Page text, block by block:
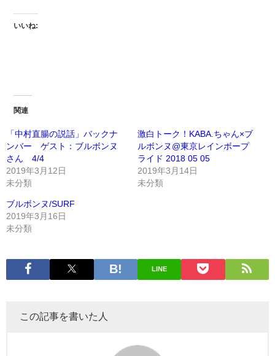
いいね:
関連
「中村直腸の説話」バックナ
ンバー ゲスト：ブルボンヌ
さん 4/4
2019年3月12日
未分類
激白トーク！KABA.ちゃん×ブ
ルボンヌ@東京レインボープ
ライド 2018 05 05
2019年3月14日
未分類
ブルボンヌ/SURF
2019年3月16日
未分類
LINE
この記事を書いた人